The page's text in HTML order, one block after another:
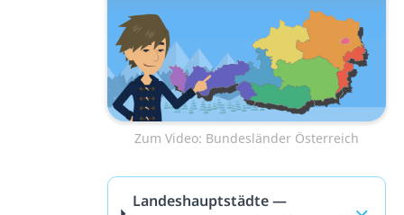
Zum Video: Bundesländer Österreich
Landeshauptstädte —